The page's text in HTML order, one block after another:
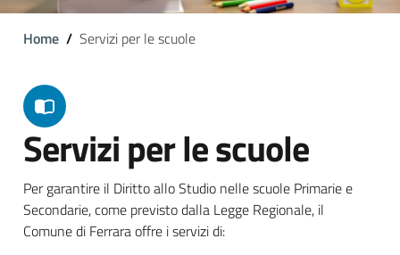
Home Servizi per le scuole
Servizi per le scuole
Per garantire il Diritto allo Studio nelle scuole Primarie e
Secondarie, come previsto dalla Legge Regionale, il
Comune di Ferrara offre i servizi di: